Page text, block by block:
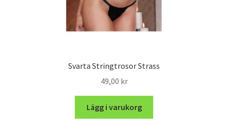
Svarta Stringtrosor Strass
49,00 kr
Lägg i varukorg